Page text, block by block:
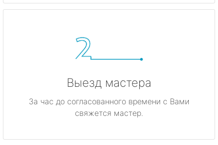
Выезд мастера
За час до согласованного времени с Вами
свяжется мастер.